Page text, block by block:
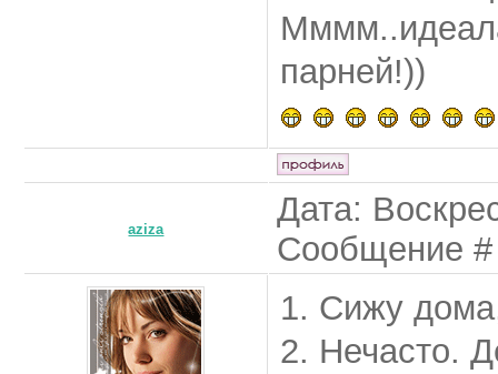
парней!))
aziza
Дата:
Сообщение
1. Сижу
2. Нечасто.